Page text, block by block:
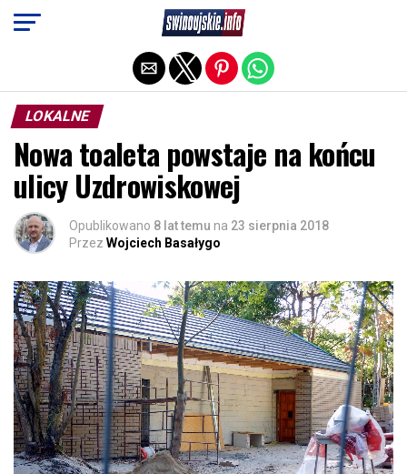
LOKALNE
Nowa toaleta powstaje na końcu
ulicy Uzdrowiskowej
Opublikowano 8 lat temu na 23 sierpnia 2018
Przez Wojciech Basałygo
Exit mobile version